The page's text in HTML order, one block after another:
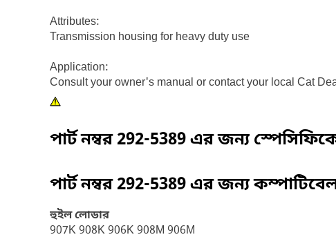
Attributes:
Transmission housing for heavy duty use
Application:
Consult your owner's manual or contact your local Cat
পার্ট নম্বর292-5389এর জন্য
পার্ট নম্বর292-5389এর জন্য
হুইল লোডার
907K 908K 906K 908M 906M